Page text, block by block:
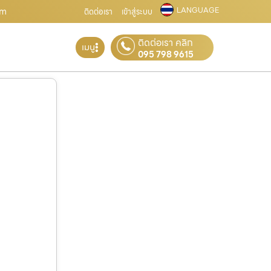
ติดต่อเรา เข้าสู่ระบบ LANGUAGE
เมนู ติดต่อเรา คลิก
095 798 9615